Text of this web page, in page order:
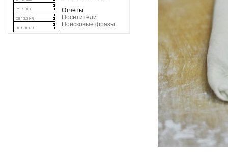
Отчеты:
Посетители
Поисковые фразы